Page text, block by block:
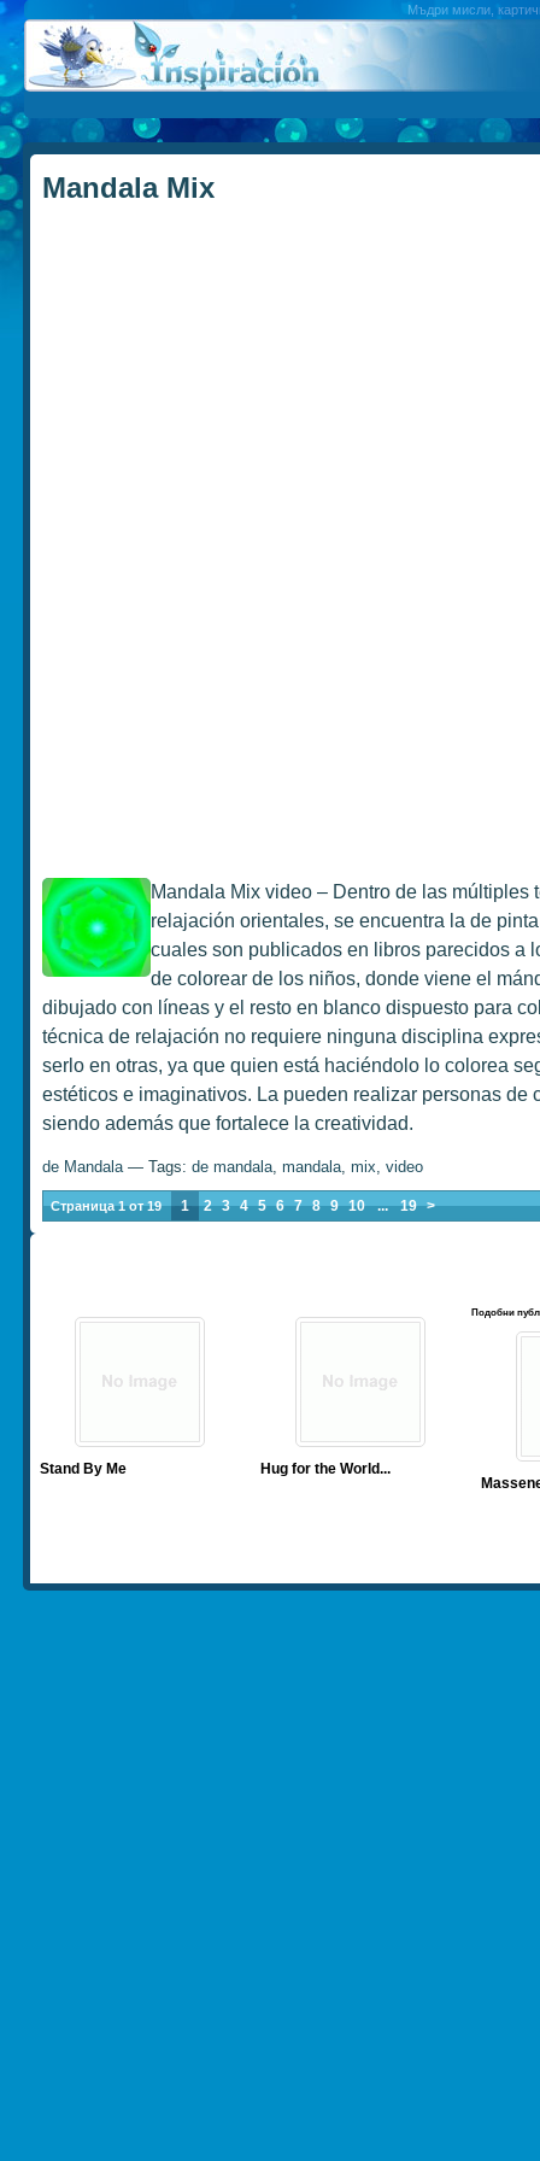
Мъдри мисли,
Mandala Mix
Mandala Mix video – Dentro de las múltiples
relajación orientales, se encuentra la de
cuales son publicados en libros parecidos a
de colorear de los niños, donde viene el
dibujado con líneas y el resto en blanco dispuesto para
técnica de relajación no requiere ninguna disciplina
serlo en otras, ya que quien está haciéndolo lo colorea
estéticos e imaginativos. La pueden realizar personas de
siendo además que fortalece la creatividad.
de Mandala— Tags: de mandala, mandala, mix, video
Страница 1 от 19 1 2 3 4 5 6 7 8 9 10 ... 19 >
Подобни
Stand By Me Hug for the World...